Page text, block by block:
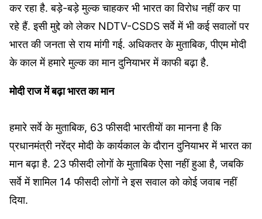
कर रहा है. बड़े-बड़े मुल्क चाहकर भी भारत का विरोध नहीं कर पा
रहे हैं. इसी मुद्दे को लेकर NDTV-CSDS सर्वे में भी कई सवालों पर
भारत की जनता से राय मांगी गई. अधिकतर के मुताबिक, पीएम मोदी
के काल में हमारे मुल्क का मान दुनियाभर में काफी बढ़ा है.
मोदी राज में बढ़ा भारत का मान
हमारे सर्वे के मुताबिक, 63 फीसदी भारतीयों का मानना है कि
प्रधानमंत्री नरेंद्र मोदी के कार्यकाल के दौरान दुनियाभर में भारत का
मान बढ़ा है. 23 फीसदी लोगों के मुताबिक ऐसा नहीं हुआ है, जबकि
सर्वे में शामिल 14 फीसदी लोगों ने इस सवाल को कोई जवाब नहीं
दिया.